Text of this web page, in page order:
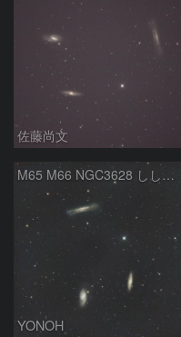
佐藤尚文
M65 M66 NGC3628 しし座のトリオ
YONOH